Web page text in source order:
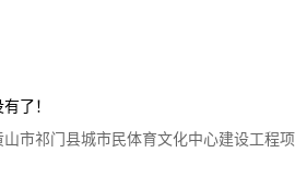
了！
山市祁门县城市民体育文化中心建设工程